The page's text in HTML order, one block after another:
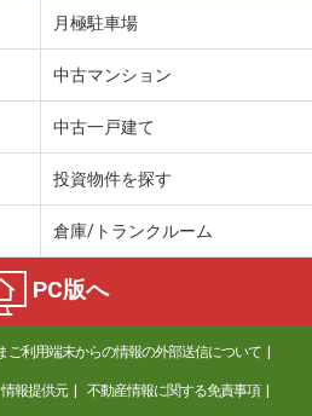
月極駐車場
中古マンション
中古一戸建て
投資物件を探す
倉庫/トランクルーム
PC版へ
ご利用端末からの情報の外部送信について
情報提供元 不動産情報に関する免責事項